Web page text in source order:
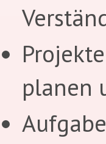
planen